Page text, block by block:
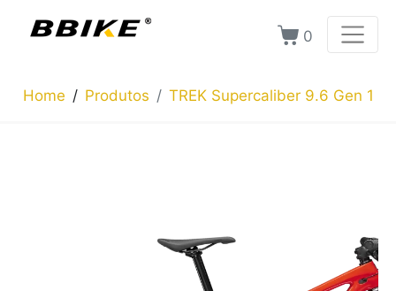
0
Home Produtos TREK Supercaliber 9.6 Gen 1